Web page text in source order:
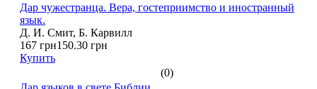
Дар чужестранца. Вера, гостеприимство и иностранный
язык.
Д. И. Смит, Б. Карвилл
167 грн150.30 грн
Купить
(0)